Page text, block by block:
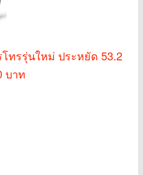
โทรรุ่นใหม่ ประหยัด 53.2
บาท